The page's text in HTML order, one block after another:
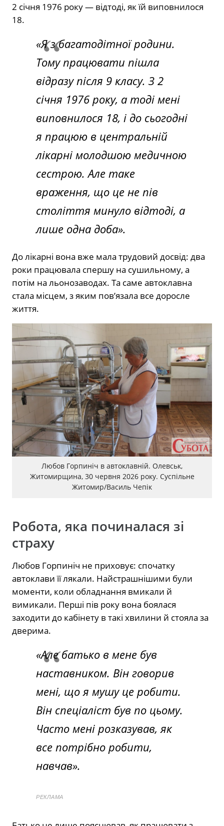
2 січня 1976 року — відтоді, як їй виповнилося
18.
«Я з багатодітної родини.
Тому працювати пішла
відразу після 9 класу. З 2
січня 1976 року, а тоді мені
виповнилося 18, і до сьогодні
я працюю в центральній
лікарні молодшою медичною
сестрою. Але таке
враження, що це не пів
століття минуло відтоді, а
лише одна доба».
До лікарні вона вже мала трудовий досвід: два
роки працювала спершу на сушильному, а
потім на льонозаводах. Та саме автоклавна
стала місцем, з яким пов’язала все доросле
життя.
Любов Горпиніч в автоклавній. Олевськ,
Житомирщина, 30 червня 2026 року. Суспільне
Житомир/Василь Чепік
Робота, яка починалася зі
страху
Любов Горпиніч не приховує: спочатку
автоклави її лякали. Найстрашнішими були
моменти, коли обладнання вмикали й
вимикали. Перші пів року вона боялася
заходити до кабінету в такі хвилини й стояла за
дверима.
«Але батько в мене був
наставником. Він говорив
мені, що я мушу це робити.
Він спеціаліст був по цьому.
Часто мені розказував, як
все потрібно робити,
навчав».
РЕКЛАМА